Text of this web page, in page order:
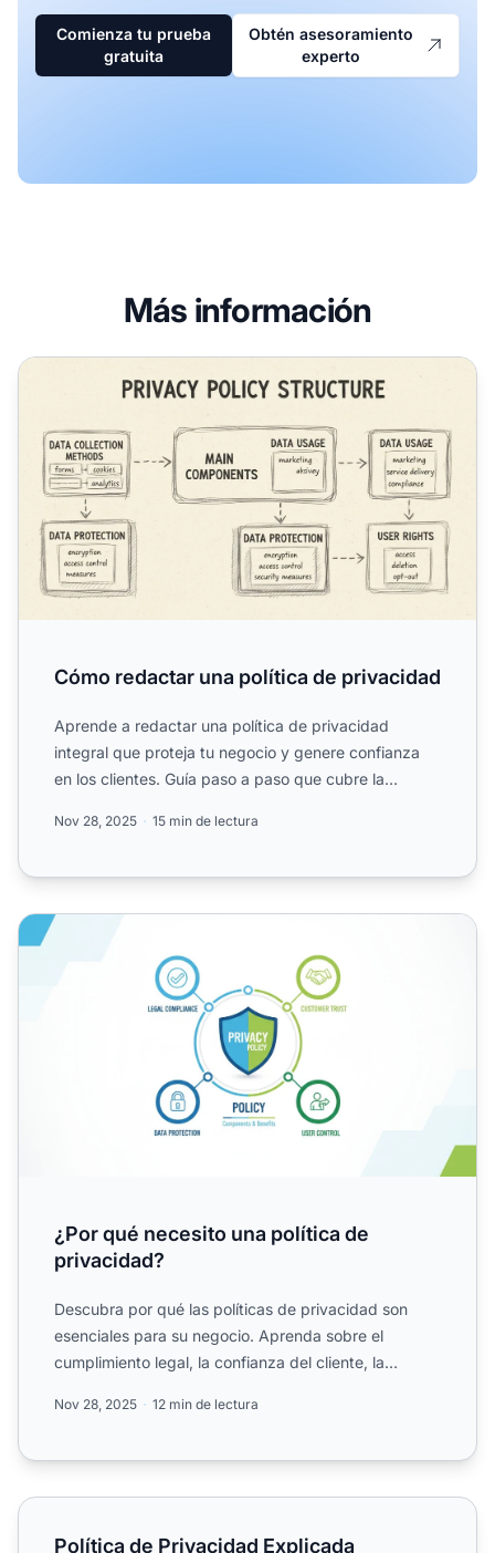
Comienza tu prueba
gratuita
Obtén asesoramiento
experto
Más información
Cómo redactar una política de privacidad
Cómo redactar una política de privacidad
Aprende a redactar una política de privacidad
integral que proteja tu negocio y genere confianza
en los clientes. Guía paso a paso que cubre la
Nov 28, 2025 15 min de lectura
¿Por qué necesito una política de privacidad?
¿Por qué necesito una política de
privacidad?
Descubra por qué las políticas de privacidad son
esenciales para su negocio. Aprenda sobre el
cumplimiento legal, la confianza del cliente, la
Nov 28, 2025 12 min de lectura
Política de Privacidad Explicada
Política de Privacidad Explicada